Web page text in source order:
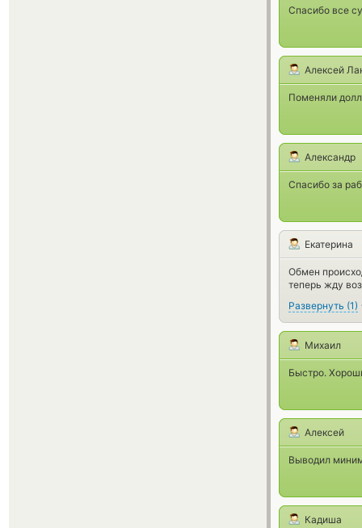
Спасибо все
Алексей
Поменяли
Александр
Спасибо за
Екатерина
Обмен
теперь жду
Развернуть (1)
Михаил
Быстро.
Алексей
Выводил
Кадиша